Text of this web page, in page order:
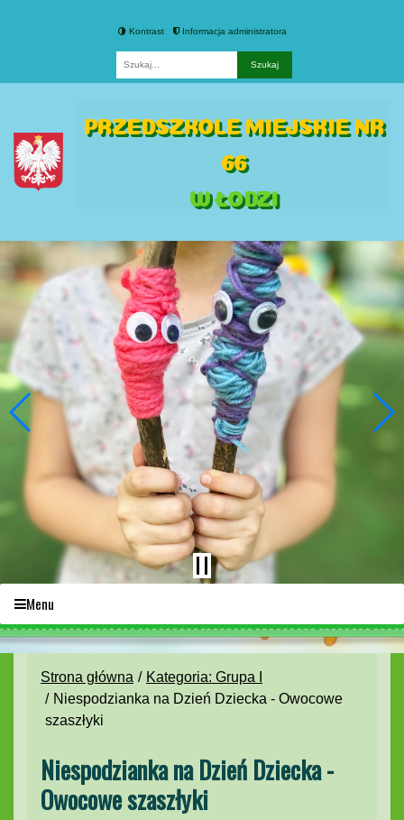
Kontrast Informacja administratora
PRZEDSZKOLE MIEJSKIE NR
66
W ŁODZI
Menu
Strona główna
Kategoria: Grupa I
Niespodzianka na Dzień Dziecka - Owocowe
szaszłyki
Niespodzianka na Dzień Dziecka -
Owocowe szaszłyki